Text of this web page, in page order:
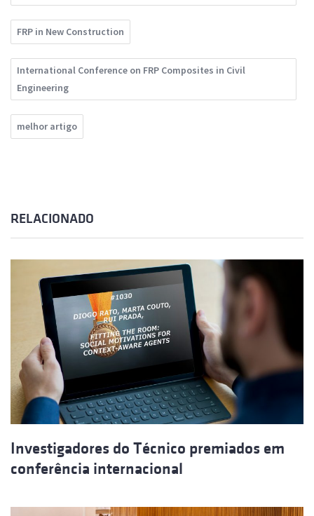
FRP in New Construction
International Conference on FRP Composites in Civil
Engineering
melhor artigo
RELACIONADO
Investigadores do Técnico premiados em
conferência internacional